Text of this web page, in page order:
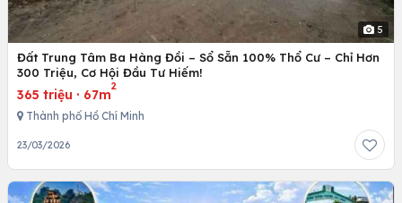
5
Đất Trung Tâm Ba Hàng Đồi – Sổ Sẵn 100% Thổ Cư – Chỉ Hơn
300 Triệu, Cơ Hội Đầu Tư Hiếm!
365 triệu · 67m
2
Thành phố Hồ Chí Minh
23/03/2026